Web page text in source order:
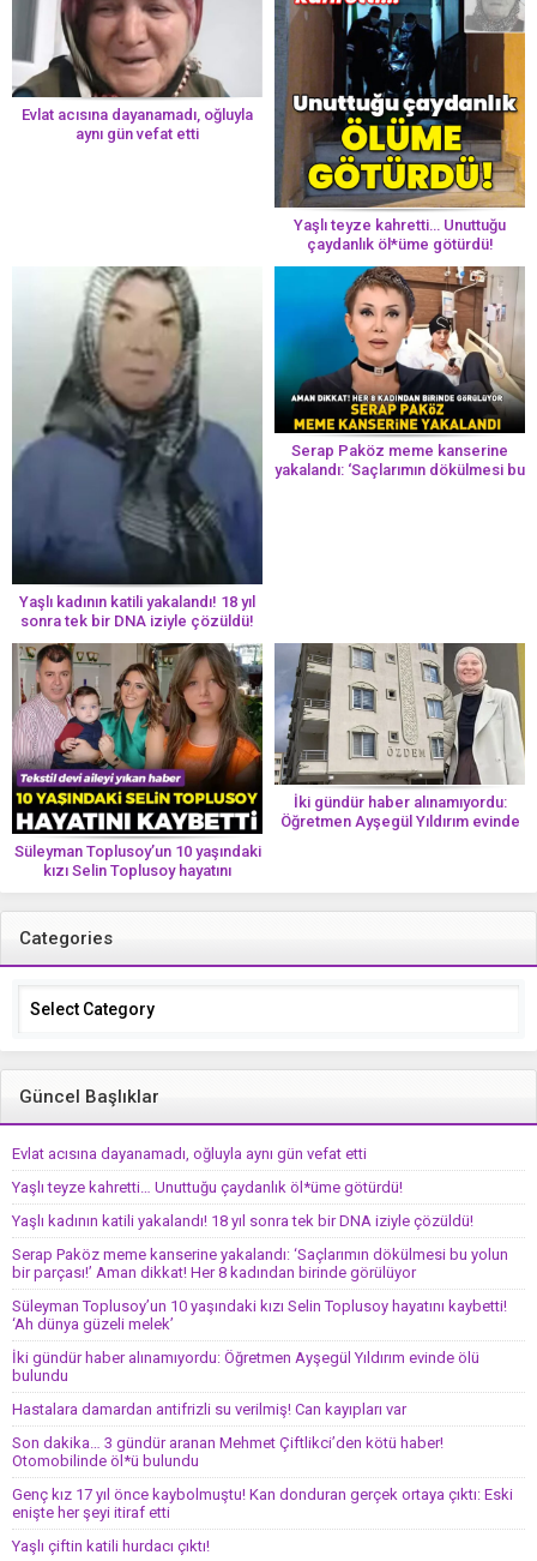
Evlat acısına dayanamadı, oğluyla
aynı gün vefat etti
Yaşlı teyze kahretti… Unuttuğu
çaydanlık öl*üme götürdü!
Yaşlı kadının katili yakalandı! 18 yıl
sonra tek bir DNA iziyle çözüldü!
Serap Paköz meme kanserine
yakalandı: ‘Saçlarımın dökülmesi bu
Süleyman Toplusoy’un 10 yaşındaki
kızı Selin Toplusoy hayatını
kaybetti! ‘Ah dünya güzeli melek’
İki gündür haber alınamıyordu:
Öğretmen Ayşegül Yıldırım evinde
Categories
Categories
Güncel Başlıklar
Evlat acısına dayanamadı, oğluyla aynı gün vefat etti
Yaşlı teyze kahretti… Unuttuğu çaydanlık öl*üme götürdü!
Yaşlı kadının katili yakalandı! 18 yıl sonra tek bir DNA iziyle çözüldü!
Serap Paköz meme kanserine yakalandı: ‘Saçlarımın dökülmesi bu yolun
bir parçası!’ Aman dikkat! Her 8 kadından birinde görülüyor
Süleyman Toplusoy’un 10 yaşındaki kızı Selin Toplusoy hayatını kaybetti!
‘Ah dünya güzeli melek’
İki gündür haber alınamıyordu: Öğretmen Ayşegül Yıldırım evinde ölü
bulundu
Hastalara damardan antifrizli su verilmiş! Can kayıpları var
Son dakika… 3 gündür aranan Mehmet Çiftlikci’den kötü haber!
Otomobilinde öl*ü bulundu
Genç kız 17 yıl önce kaybolmuştu! Kan donduran gerçek ortaya çıktı: Eski
enişte her şeyi itiraf etti
Yaşlı çiftin katili hurdacı çıktı!